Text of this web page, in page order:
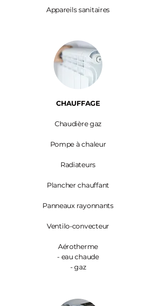
Appareils sanitaires
CHAUFFAGE
Chaudière gaz
Pompe à chaleur
Radiateurs
Plancher chauffant
Panneaux rayonnants
Ventilo-convecteur
Aérotherme
- eau chaude
- gaz